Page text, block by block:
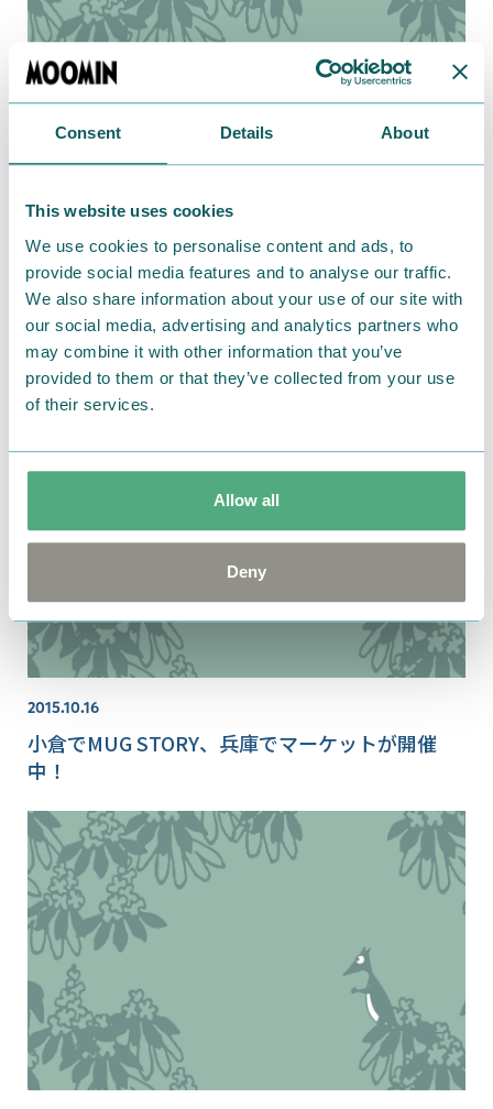
Consent Details About
This website uses cookies
We use cookies to personalise content and ads, to
provide social media features and to analyse our traffic.
We also share information about your use of our site with
our social media, advertising and analytics partners who
may combine it with other information that you’ve
provided to them or that they’ve collected from your use
of their services.
Allow all
Deny
2015.11.13
佐賀にてマグ展開催！松山＆蒲田でもイベント
続々
2015.10.16
小倉でMUG STORY、兵庫でマーケットが開催
中！